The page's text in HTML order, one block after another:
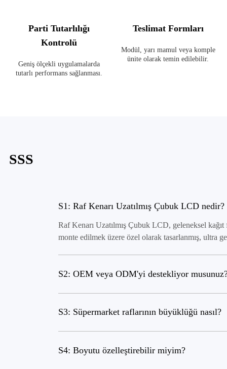
Parti Tutarlılığı
Kontrolü
Geniş ölçekli uygulamalarda
tutarlı performans sağlanması.
Teslimat Formları
Modül, yarı mamul veya komple
ünite olarak temin edilebilir.
SSS
S1: Raf Kenarı Uzatılmış Çubuk LCD nedir?
Raf Kenarı Uzatılmış Çubuk LCD, geleneksel
monte edilmek üzere özel olarak tasarlanmış, ultra
S2: OEM veya ODM'yi destekliyor
S3: Süpermarket raflarının büyüklüğü nasıl?
S4: Boyutu özelleştirebilir miyim?